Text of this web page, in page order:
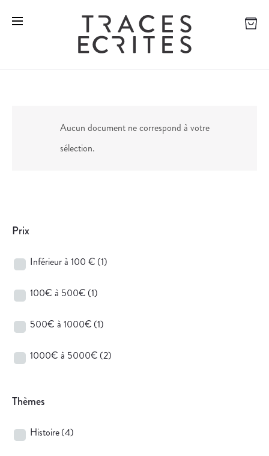
Aucun document ne correspond à votre
sélection.
Prix
Inférieur à 100 € (1)
100€ à 500€ (1)
500€ à 1000€ (1)
1000€ à 5000€ (2)
Thèmes
Histoire(4)